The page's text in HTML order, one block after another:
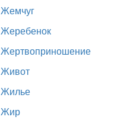
Жемчуг
Жеребенок
Жертвоприношение
Живот
Жилье
Жир